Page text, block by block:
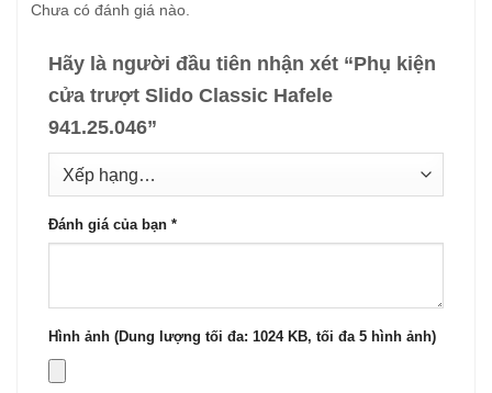
Chưa có đánh giá nào.
Hãy là người đầu tiên nhận xét “Phụ kiện
cửa trượt Slido Classic Hafele
941.25.046”
Đánh giá của bạn *
Hình ảnh (Dung lượng tối đa: 1024 KB, tối đa 5 hình ảnh)